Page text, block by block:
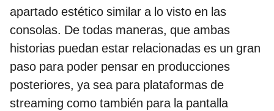
apartado estético similar a lo visto en las
consolas. De todas maneras, que ambas
historias puedan estar relacionadas es un gran
paso para poder pensar en producciones
posteriores, ya sea para plataformas de
streaming como también para la pantalla